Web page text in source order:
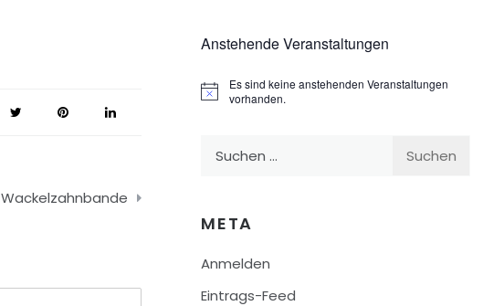
Wackelzahnbande
Anstehende Veranstaltungen
Hinweis
Es sind keine anstehenden Veranstaltungen
vorhanden.
META
Anmelden
Eintrags-Feed